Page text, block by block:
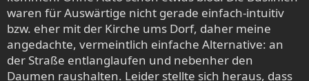
waren für Auswärtige nicht gerade einfach-intuitiv
bzw. eher mit der Kirche ums Dorf, daher meine
angedachte, vermeintlich einfache Alternative: an
der Straße entlanglaufen und nebenher den
Daumen raushalten. Leider stellte sich heraus, dass